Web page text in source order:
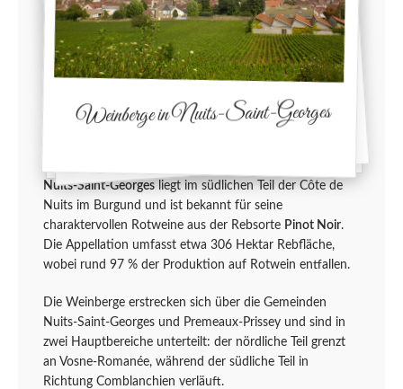
Nuits-Saint-Georgesliegt im südlichen Teil der Côte de
Nuits im Burgund und ist bekannt für seine
charaktervollen Rotweine aus der Rebsorte Pinot Noir.
Die Appellation umfasst etwa 306 Hektar Rebfläche,
wobei rund 97 % der Produktion auf Rotwein entfallen.
Die Weinberge erstrecken sich über die Gemeinden
Nuits-Saint-Georges und Premeaux-Prissey und sind in
zwei Hauptbereiche unterteilt: der nördliche Teil grenzt
an Vosne-Romanée, während der südliche Teil in
Richtung Comblanchien verläuft.
Weinberge in Nuits-Saint-Georges